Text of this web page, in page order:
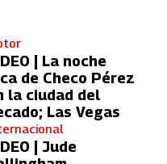
| La noche
de Checo Pérez
la ciudad del
Las Vegas
| Jude